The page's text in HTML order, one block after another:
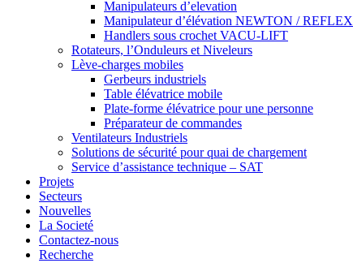
Manipulateurs d’elevation
Manipulateur d’élévation NEWTON / REFLEX
Handlers sous crochet VACU-LIFT
Rotateurs, l’Onduleurs et Niveleurs
Lève-charges mobiles
Gerbeurs industriels
Table élévatrice mobile
Plate-forme élévatrice pour une personne
Préparateur de commandes
Ventilateurs Industriels
Solutions de sécurité pour quai de chargement
Service d’assistance technique – SAT
Projets
Secteurs
Nouvelles
La Societé
Contactez-nous
Recherche